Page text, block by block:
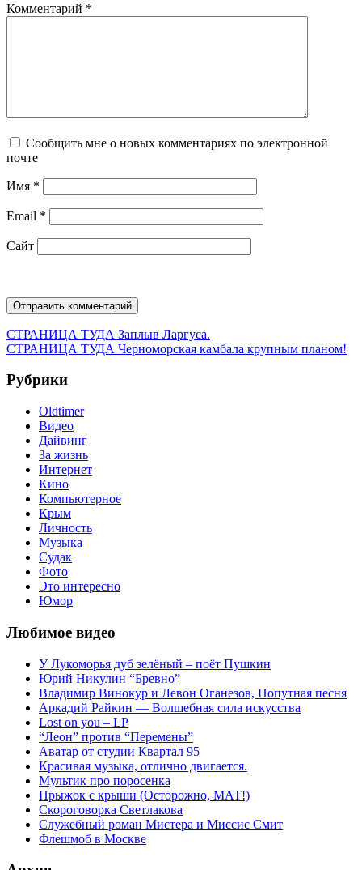
Комментарий *
Сообщить мне о новых комментариях по электронной
почте
Имя *
Email *
Сайт
Навигация
по
записям
СТРАНИЦА ТУДА Предыдущая
запись:
Заплыв Ларгуса.
СТРАНИЦА ТУДА Следующая
Черноморская камбала крупным планом!
Рубрики
Oldtimer
Видео
Дайвинг
За жизнь
Интернет
Кино
Компьютерное
Крым
Личность
Музыка
Судак
Фото
Это интересно
Юмор
Любимое видео
У Лукоморья дуб зелёный – поёт Пушкин
Юрий Никулин “Бревно”
Владимир Винокур и Левон Оганезов, Попутная песня
Аркадий Райкин — Волшебная сила искусства
Lost on you – LP
“Леон” против “Перемены”
Аватар от студии Квартал 95
Красивая музыка, отлично двигается.
Мультик про поросенка
Прыжок с крыши (Осторожно, МАТ!)
Скороговорка Светлакова
Служебный роман Мистера и Миссис Смит
Флешмоб в Москве